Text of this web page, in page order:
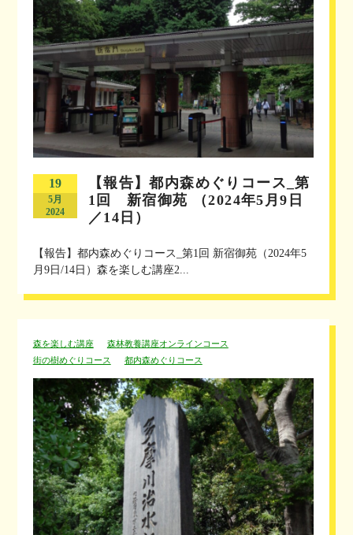
19
5月
2024
【報告】都内森めぐりコース_第
1回 新宿御苑 （2024年5月9日
／14日）
【報告】都内森めぐりコース_第1回 新宿御苑（2024年5
月9日/14日）森を楽しむ講座2...
森を楽しむ講座
森林教養講座オンラインコース
街の樹めぐりコース
都内森めぐりコース